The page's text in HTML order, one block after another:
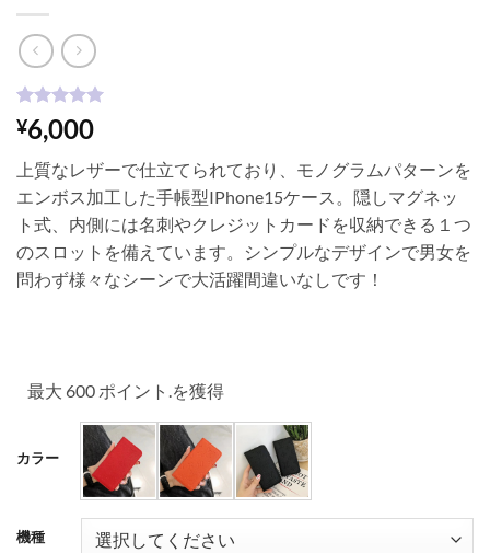
2
件の利用者
評価に基づ
価のうち、
5点
¥6,000
上質なレザーで仕立てられており、モノグラムパターンを
エンボス加工した手帳型IPhone15ケース。隠しマグネッ
ト式、内側には名刺やクレジットカードを収納できる１つ
のスロットを備えています。シンプルなデザインで男女を
問わず様々なシーンで大活躍間違いなしです！
最大 600 ポイント.を獲得
カラー
機種